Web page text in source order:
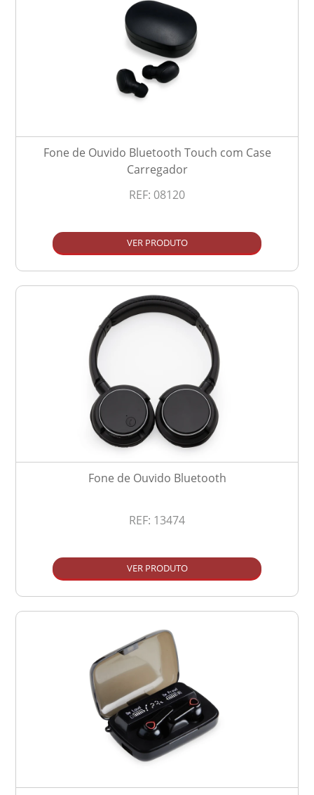
Fone de Ouvido Bluetooth Touch com Case
Carregador
REF: 08120
VER PRODUTO
Fone de Ouvido Bluetooth
REF: 13474
VER PRODUTO